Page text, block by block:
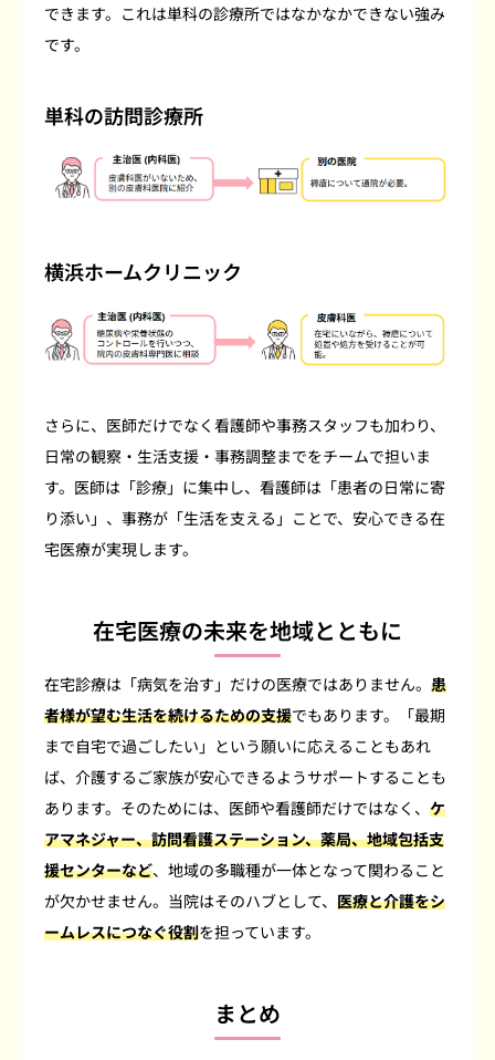
できます。これは単科の診療所ではなかなかできない強み
です。
単科の訪問診療所
横浜ホームクリニック
さらに、医師だけでなく看護師や事務スタッフも加わり、
日常の観察・生活支援・事務調整までをチームで担いま
す。医師は「診療」に集中し、看護師は「患者の日常に寄
り添い」、事務が「生活を支える」ことで、安心できる在
宅医療が実現します。
在宅医療の未来を地域とともに
在宅診療は「病気を治す」だけの医療ではありません。 患
者様が望む生活を続けるための支援でもあります。「最期
まで自宅で過ごしたい」という願いに応えることもあれ
ば、介護するご家族が安心できるようサポートすることも
あります。そのためには、医師や看護師だけではなく、 ケ
アマネジャー、訪問看護ステーション、薬局、地域包括支
援センターなど、地域の多職種が一体となって関わること
が欠かせません。当院はそのハブとして、 医療と介護をシ
ームレスにつなぐ役割を担っています。
まとめ